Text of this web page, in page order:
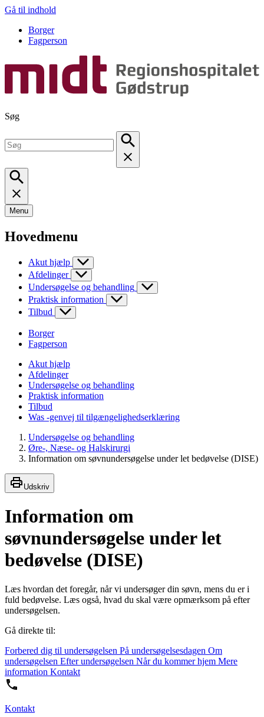
Gå til indhold
Borger
Fagperson
Søg
Menu
Hovedmenu
Akut hjælp
Afdelinger
Undersøgelse og behandling
Praktisk information
Tilbud
Borger
Fagperson
Akut hjælp
Afdelinger
Undersøgelse og behandling
Praktisk information
Tilbud
Was -genvej til tilgængelighedserklæring
Undersøgelse og behandling
Øre-, Næse- og Halskirurgi
Information om søvnundersøgelse under let bedøvelse (DISE)
Udskriv
Information om
søvnundersøgelse under let
bedøvelse (DISE)
Læs hvordan det foregår, når vi undersøger din søvn, mens du er i
fuld bedøvelse. Læs også, hvad du skal være opmærksom på efter
undersøgelsen.
Gå direkte til:
Forbered dig til undersøgelsen På undersøgelsesdagen Om
undersøgelsen Efter undersøgelsen Når du kommer hjem Mere
information Kontakt
Kontakt